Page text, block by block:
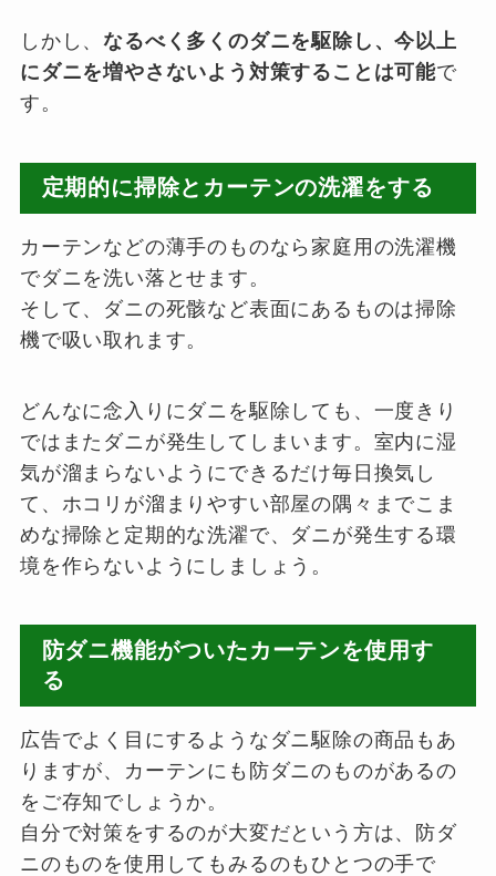
しかし、なるべく多くのダニを駆除し、今以上
にダニを増やさないよう対策することは可能で
す。
定期的に掃除とカーテンの洗濯をする
カーテンなどの薄手のものなら家庭用の洗濯機
でダニを洗い落とせます。
そして、ダニの死骸など表面にあるものは掃除
機で吸い取れます。
どんなに念入りにダニを駆除しても、一度きり
ではまたダニが発生してしまいます。室内に湿
気が溜まらないようにできるだけ毎日換気し
て、ホコリが溜まりやすい部屋の隅々までこま
めな掃除と定期的な洗濯で、ダニが発生する環
境を作らないようにしましょう。
防ダニ機能がついたカーテンを使用す
る
広告でよく目にするようなダニ駆除の商品もあ
りますが、カーテンにも防ダニのものがあるの
をご存知でしょうか。
自分で対策をするのが大変だという方は、防ダ
ニのものを使用してもみるのもひとつの手で